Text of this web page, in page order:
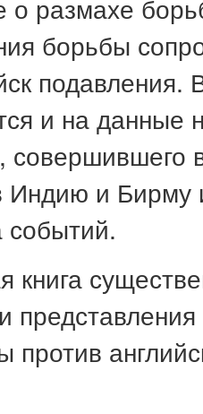
о размахе
борьбы
и на данные
Индию и Бирму
событий.
книга